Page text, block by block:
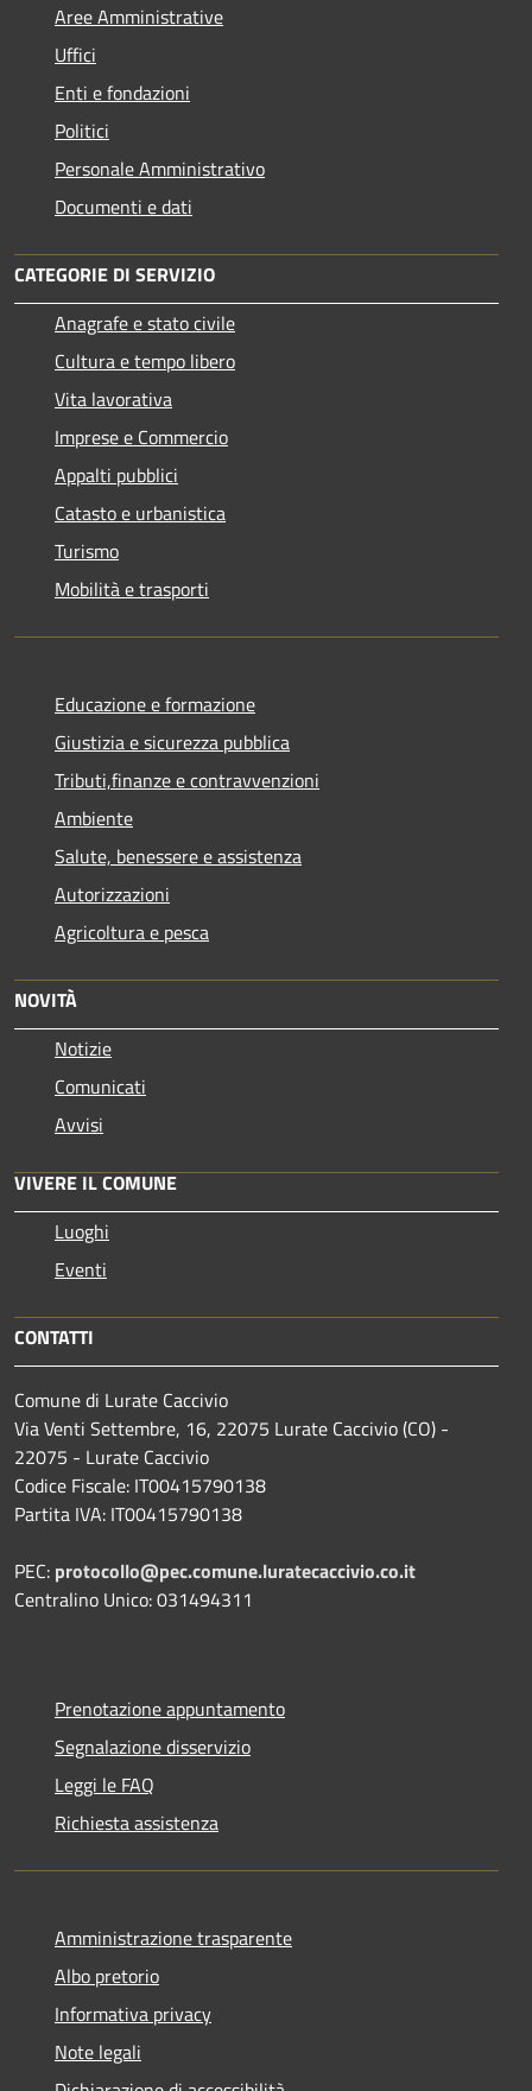
Aree Amministrative
Uffici
Enti e fondazioni
Politici
Personale Amministrativo
Documenti e dati
CATEGORIE DI SERVIZIO
Anagrafe e stato civile
Cultura e tempo libero
Vita lavorativa
Imprese e Commercio
Appalti pubblici
Catasto e urbanistica
Turismo
Mobilità e trasporti
Educazione e formazione
Giustizia e sicurezza pubblica
Tributi,finanze e contravvenzioni
Ambiente
Salute, benessere e assistenza
Autorizzazioni
Agricoltura e pesca
NOVITÀ
Notizie
Comunicati
Avvisi
VIVERE IL COMUNE
Luoghi
Eventi
CONTATTI
Comune di Lurate Caccivio
Via Venti Settembre, 16, 22075 Lurate Caccivio (CO) -
22075 - Lurate Caccivio
Codice Fiscale: IT00415790138
Partita IVA: IT00415790138
PEC: protocollo@pec.comune.luratecaccivio.co.it
Centralino Unico: 031494311
Prenotazione appuntamento
Segnalazione disservizio
Leggi le FAQ
Richiesta assistenza
Amministrazione trasparente
Albo pretorio
Informativa privacy
Note legali